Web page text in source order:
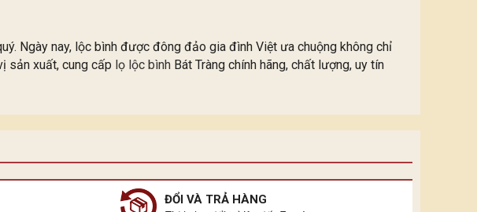
Ngày nay, lộc bình được đông đảo gia đình Việt ưa chuộng không chỉ
sản xuất, cung cấp lọ lộc bình Bát Tràng chính hãng, chất lượng, uy tín
ĐỔI VÀ TRẢ HÀNG